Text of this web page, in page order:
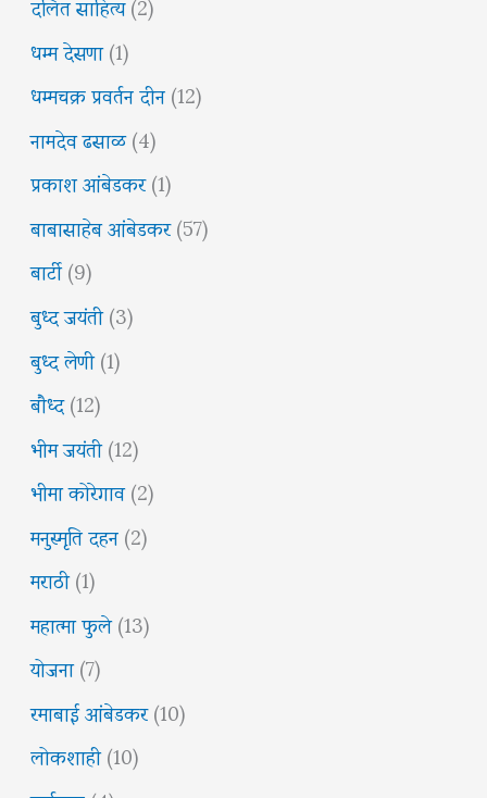
धम्म देसणा(1)
धम्मचक्र प्रवर्तन दीन(12)
नामदेव ढसाळ(4)
प्रकाश आंबेडकर(1)
बाबासाहेब आंबेडकर(57)
बार्टी(9)
बुध्द जयंती(3)
बुध्द लेणी(1)
बौध्द(12)
भीम जयंती(12)
भीमा कोरेगाव(2)
मनुस्मृति दहन(2)
मराठी(1)
महात्मा फुले(13)
योजना(7)
रमाबाई आंबेडकर(10)
लोकशाही(10)